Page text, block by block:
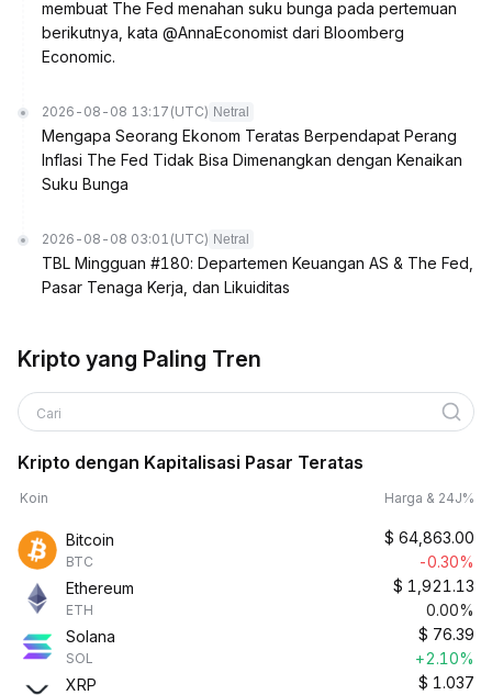
membuat The Fed menahan suku bunga pada pertemuan
berikutnya, kata @AnnaEconomist dari Bloomberg
Economic.
2026-08-08 13:17 (UTC) Netral
Mengapa Seorang Ekonom Teratas Berpendapat Perang
Inflasi The Fed Tidak Bisa Dimenangkan dengan Kenaikan
Suku Bunga
2026-08-08 03:01 (UTC) Netral
TBL Mingguan #180: Departemen Keuangan AS & The Fed,
Pasar Tenaga Kerja, dan Likuiditas
Kripto yang Paling Tren
Cari
Kripto dengan Kapitalisasi Pasar Teratas
Koin Harga & 24J%
Bitcoin
BTC
$ 64,863.00
-0.30%
Ethereum
ETH
$ 1,921.13
0.00%
Solana
SOL
$ 76.39
+2.10%
XRP
$ 1.037